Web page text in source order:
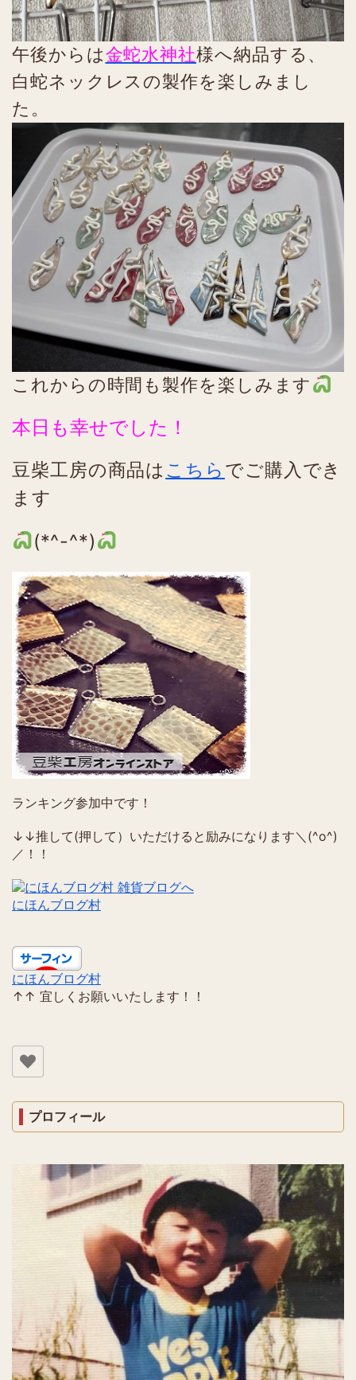
午後からは金蛇水神社様へ納品する、
白蛇ネックレスの製作を楽しみまし
た。
これからの時間も製作を楽しみます
本日も幸せでした！
豆柴工房の商品は こちら でご購入でき
ます
(*^-^*)
ランキング参加中です！
↓↓推して(押して）いただけると励みになります＼(^o^)
／！！
にほんブログ村
にほんブログ村
↑↑ 宜しくお願いいたします！！
プロフィール